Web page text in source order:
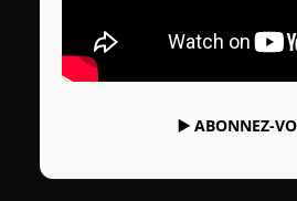
▶️ ABONNEZ-